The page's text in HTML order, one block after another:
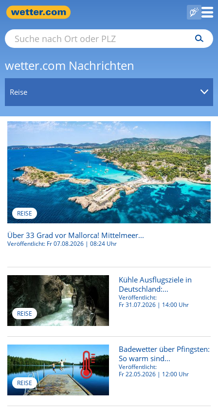
wetter.com Nachrichten
Reise
REISE
Über 33 Grad vor Mallorca! Mittelmeer...
Veröffentlicht: Fr 07.08.2026 | 08:24 Uhr
REISE
Kühle Ausflugsziele in
Deutschland:...
Veröffentlicht:
Fr 31.07.2026 | 14:00 Uhr
REISE
Badewetter über Pfingsten:
So warm sind...
Veröffentlicht:
Fr 22.05.2026 | 12:00 Uhr